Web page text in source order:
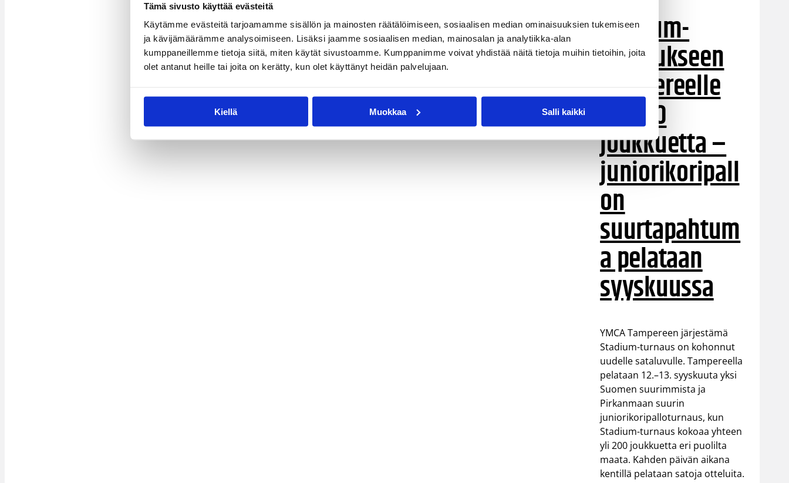
Tämä sivusto käyttää evästeitä
Käytämme evästeitä tarjoamamme sisällön ja mainosten räätälöimiseen, sosiaalisen median ominaisuuksien tukemiseen
ja kävijämäärämme analysoimiseen. Lisäksi jaamme sosiaalisen median, mainosalan ja analytiikka-alan
kumppaneillemme tietoja siitä, miten käytät sivustoamme. Kumppanimme voivat yhdistää näitä tietoja muihin tietoihin, joita
olet antanut heille tai joita on kerätty, kun olet käyttänyt heidän palvelujaan.
Kiellä Muokkaa Salli kaikki
Stadium-
turnaukseen
Tampereelle
yli 200
joukkuetta –
juniorikoripall
on
suurtapahtum
a pelataan
syyskuussa
YMCA Tampereen järjestämä
Stadium-turnaus on kohonnut
uudelle sataluvulle. Tampereella
pelataan 12.–13. syyskuuta yksi
Suomen suurimmista ja
Pirkanmaan suurin
juniorikoripalloturnaus, kun
Stadium-turnaus kokoaa yhteen
yli 200 joukkuetta eri puolilta
maata. Kahden päivän aikana
kentillä pelataan satoja otteluita.